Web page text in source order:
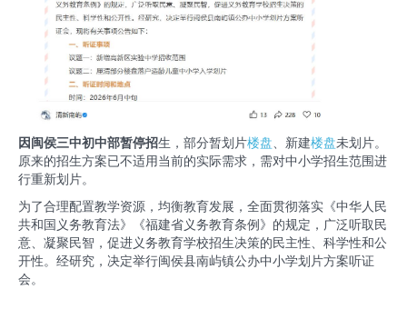
因闽侯三中初中部暂停招生，部分暂划片楼盘 、新建楼盘未划片。
原来的招生方案已不适用当前的实际需求，需对中小学招生范围进
行重新划片。
为了合理配置教学资源，均衡教育发展，全面贯彻落实《中华人民
共和国义务教育法》《福建省义务教育条例》的规定，广泛听取民
意、凝聚民智，促进义务教育学校招生决策的民主性、科学性和公
开性。经研究，决定举行闽侯县南屿镇公办中小学划片方案听证
会。